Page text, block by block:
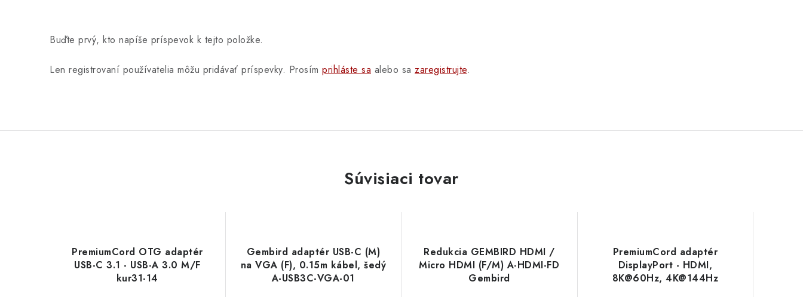
Buďte prvý, kto napíše príspevok k tejto položke.
Len registrovaní používatelia môžu pridávať príspevky. Prosím prihláste sa alebo sa zaregistrujte.
Súvisiaci tovar
PremiumCord OTG adaptér
USB-C 3.1 - USB-A 3.0 M/F
kur31-14
Gembird adaptér USB-C (M)
na VGA (F), 0.15m kábel, šedý
A-USB3C-VGA-01
Redukcia GEMBIRD HDMI /
Micro HDMI (F/M) A-HDMI-FD
Gembird
PremiumCord adaptér
DisplayPort - HDMI,
8K@60Hz, 4K@144Hz